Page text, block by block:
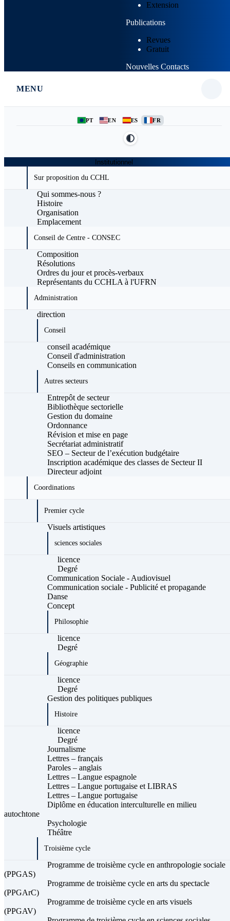
Extension
Publications
Revues
Gratuit
Nouvelles Contacts
MENU
PT EN ES FR
Institutionnel
Sur proposition du CCHL
Qui sommes-nous ?
Histoire
Organisation
Emplacement
Conseil de Centre - CONSEC
Composition
Résolutions
Ordres du jour et procès-verbaux
Représentants du CCHLA à l'UFRN
Administration
direction
Conseil
conseil académique
Conseil d'administration
Conseils en communication
Autres secteurs
Entrepôt de secteur
Bibliothèque sectorielle
Gestion du domaine
Ordonnance
Révision et mise en page
Secrétariat administratif
SEO – Secteur de l’exécution budgétaire
Inscription académique des classes de Secteur II
Directeur adjoint
Coordinations
Premier cycle
Visuels artistiques
sciences sociales
licence
Degré
Communication Sociale - Audiovisuel
Communication sociale - Publicité et propagande
Danse
Concept
Philosophie
licence
Degré
Géographie
licence
Degré
Gestion des politiques publiques
Histoire
licence
Degré
Journalisme
Lettres – français
Paroles – anglais
Lettres – Langue espagnole
Lettres – Langue portugaise et LIBRAS
Lettres – Langue portugaise
Diplôme en éducation interculturelle en milieu
autochtone
Psychologie
Théâtre
Troisième cycle
Programme de troisième cycle en anthropologie sociale
(PPGAS)
Programme de troisième cycle en arts du spectacle
(PPGArC)
Programme de troisième cycle en arts visuels
(PPGAV)